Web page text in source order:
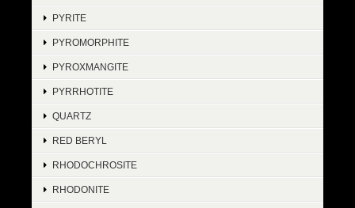
PYRITE
PYROMORPHITE
PYROXMANGITE
PYRRHOTITE
QUARTZ
RED BERYL
RHODOCHROSITE
RHODONITE